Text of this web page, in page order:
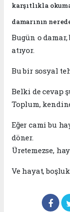
karşıtlıkla
damarının
Bugün o
atıyor.
Bu bir sosyal
Belki de cevap
Toplum,
Eğer cami bu
döner.
Üretemezse,
Ve hayat,